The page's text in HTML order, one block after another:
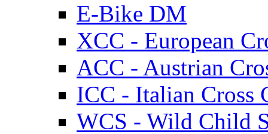
E-Bike DM
XCC - European
ACC - Austrian
ICC - Italian Cross
WCS - Wild Child